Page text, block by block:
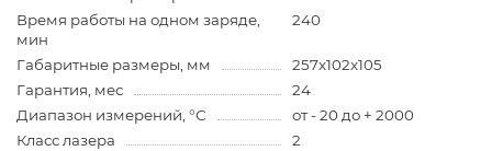
Время работы на одном заряде,
мин
240
Габаритные размеры, мм
257x102x105
Гарантия, мес
24
Диапазон измерений, °С
от - 20 до + 2000
Класс лазера
2